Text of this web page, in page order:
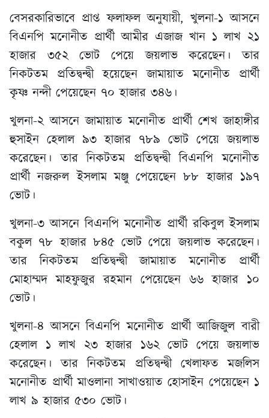
বেসরকারিভাবে প্রাপ্ত ফলাফল অনুযায়ী, খুলনা-১ আসনে
বিএনপি মনোনীত প্রার্থী আমীর এজাজ খান ১ লাখ ২১
হাজার ৩৫২ ভোট পেয়ে জয়লাভ করেছেন। তার
নিকটতম প্রতিদ্বন্দ্বী হয়েছেন জামায়াত মনোনীত প্রার্থী
কৃষ্ণ নন্দী পেয়েছেন ৭০ হাজার ৩৪৬।
খুলনা-২ আসনে জামায়াত মনোনীত প্রার্থী শেখ জাহাঙ্গীর
হুসাইন হেলাল ৯৩ হাজার ৭৮৯ ভোট পেয়ে জয়লাভ
করেছেন। তার নিকটতম প্রতিদ্বন্দ্বী বিএনপি মনোনীত
প্রার্থী নজরুল ইসলাম মঞ্জু পেয়েছেন ৮৮ হাজার ১৯৭
ভোট।
খুলনা-৩ আসনে বিএনপি মনোনীত প্রার্থী রকিবুল ইসলাম
বকুল ৭৮ হাজার ৮৪৫ ভোট পেয়ে জয়লাভ করেছেন।
তার নিকটতম প্রতিদ্বন্দ্বী জামায়াত মনোনীত প্রার্থী
মোহাম্মদ মাহফুজুর রহমান পেয়েছেন ৬৬ হাজার ১০
ভোট।
খুলনা-৪ আসনে বিএনপি মনোনীত প্রার্থী আজিজুল বারী
হেলাল ১ লাখ ২৩ হাজার ১৬২ ভোট পেয়ে জয়লাভ
করেছেন। তার নিকটতম প্রতিদ্বন্দ্বী খেলাফত মজলিস
মনোনীত প্রার্থী মাওলানা সাখাওয়াত হোসাইন পেয়েছেন ১
লাখ ৯ হাজার ৫৩০ ভোট।